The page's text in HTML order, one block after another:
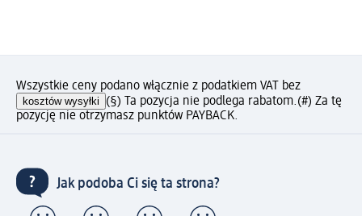
Wszystkie ceny podano włącznie z podatkiem VAT bez
kosztów wysyłki (§) Ta pozycja nie podlega rabatom.(#) Za tę
pozycję nie otrzymasz punktów PAYBACK.
Jak podoba Ci się ta strona?